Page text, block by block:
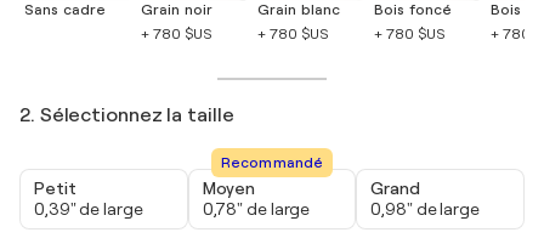
Sans cadre
Grain noir
+ 780 $US
Grain blanc
+ 780 $US
Bois foncé
+ 780 $US
Bois
+ 780
2. Sélectionnez la taille
Petit
0,39" de large
Recommandé
Moyen
0,78" de large
Grand
0,98" de large